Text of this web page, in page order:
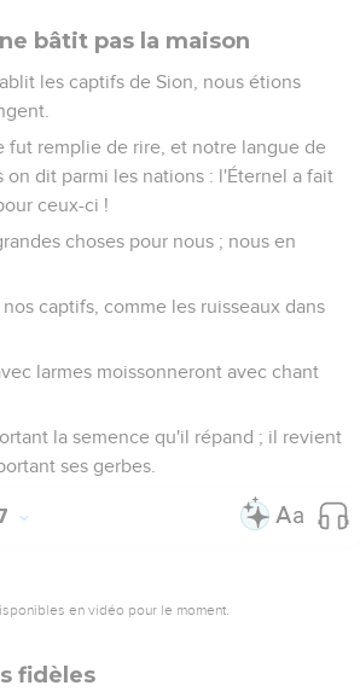
les captifs de Sion, nous étions
fut remplie de rire, et notre langue de
dit parmi les nations : l'Éternel a fait
ceux-ci !
choses pour nous ; nous en
captifs, comme les ruisseaux dans
larmes moissonneront avec chant
la semence qu'il répand ; il revient
ses gerbes.
maison, ceux qui la bâtissent y